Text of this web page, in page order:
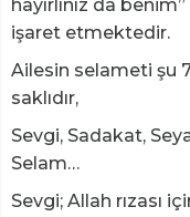
hayırlınız da
işaret etmektedir.
Ailesin selameti şu
saklıdır,
Sevgi, Sadakat,
Selam…
Sevgi; Allah rızası